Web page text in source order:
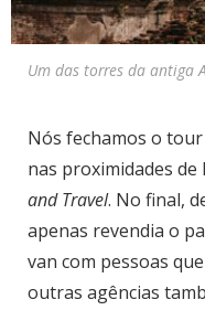
Um das torres da antiga
Nós fechamos o
nas proximidades de
and Travel. No final,
apenas revendia o
van com pessoas
outras agências